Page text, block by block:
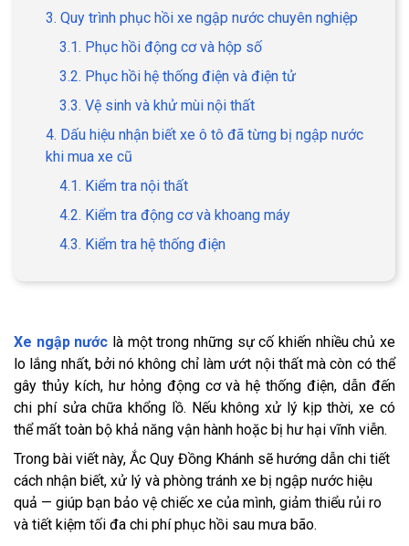
3. Quy trình phục hồi xe ngập nước chuyên nghiệp
3.1. Phục hồi động cơ và hộp số
3.2. Phục hồi hệ thống điện và điện tử
3.3. Vệ sinh và khử mùi nội thất
4. Dấu hiệu nhận biết xe ô tô đã từng bị ngập nước
khi mua xe cũ
4.1. Kiểm tra nội thất
4.2. Kiểm tra động cơ và khoang máy
4.3. Kiểm tra hệ thống điện
Xe ngập nước là một trong những sự cố khiến nhiều chủ xe
lo lắng nhất, bởi nó không chỉ làm ướt nội thất mà còn có thể
gây thủy kích, hư hỏng động cơ và hệ thống điện, dẫn đến
chi phí sửa chữa khổng lồ. Nếu không xử lý kịp thời, xe có
thể mất toàn bộ khả năng vận hành hoặc bị hư hại vĩnh viễn.
Trong bài viết này, Ắc Quy Đồng Khánh sẽ hướng dẫn chi tiết
cách nhận biết, xử lý và phòng tránh xe bị ngập nước hiệu
quả — giúp bạn bảo vệ chiếc xe của mình, giảm thiểu rủi ro
và tiết kiệm tối đa chi phí phục hồi sau mưa bão.